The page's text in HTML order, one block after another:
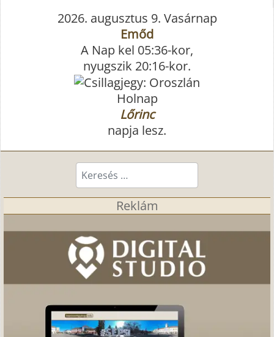
2026. augusztus 9. Vasárnap
Emőd
A Nap kel 05:36-kor,
nyugszik 20:16-kor.
Holnap
Lőrinc
napja lesz.
Keresés...
Reklám